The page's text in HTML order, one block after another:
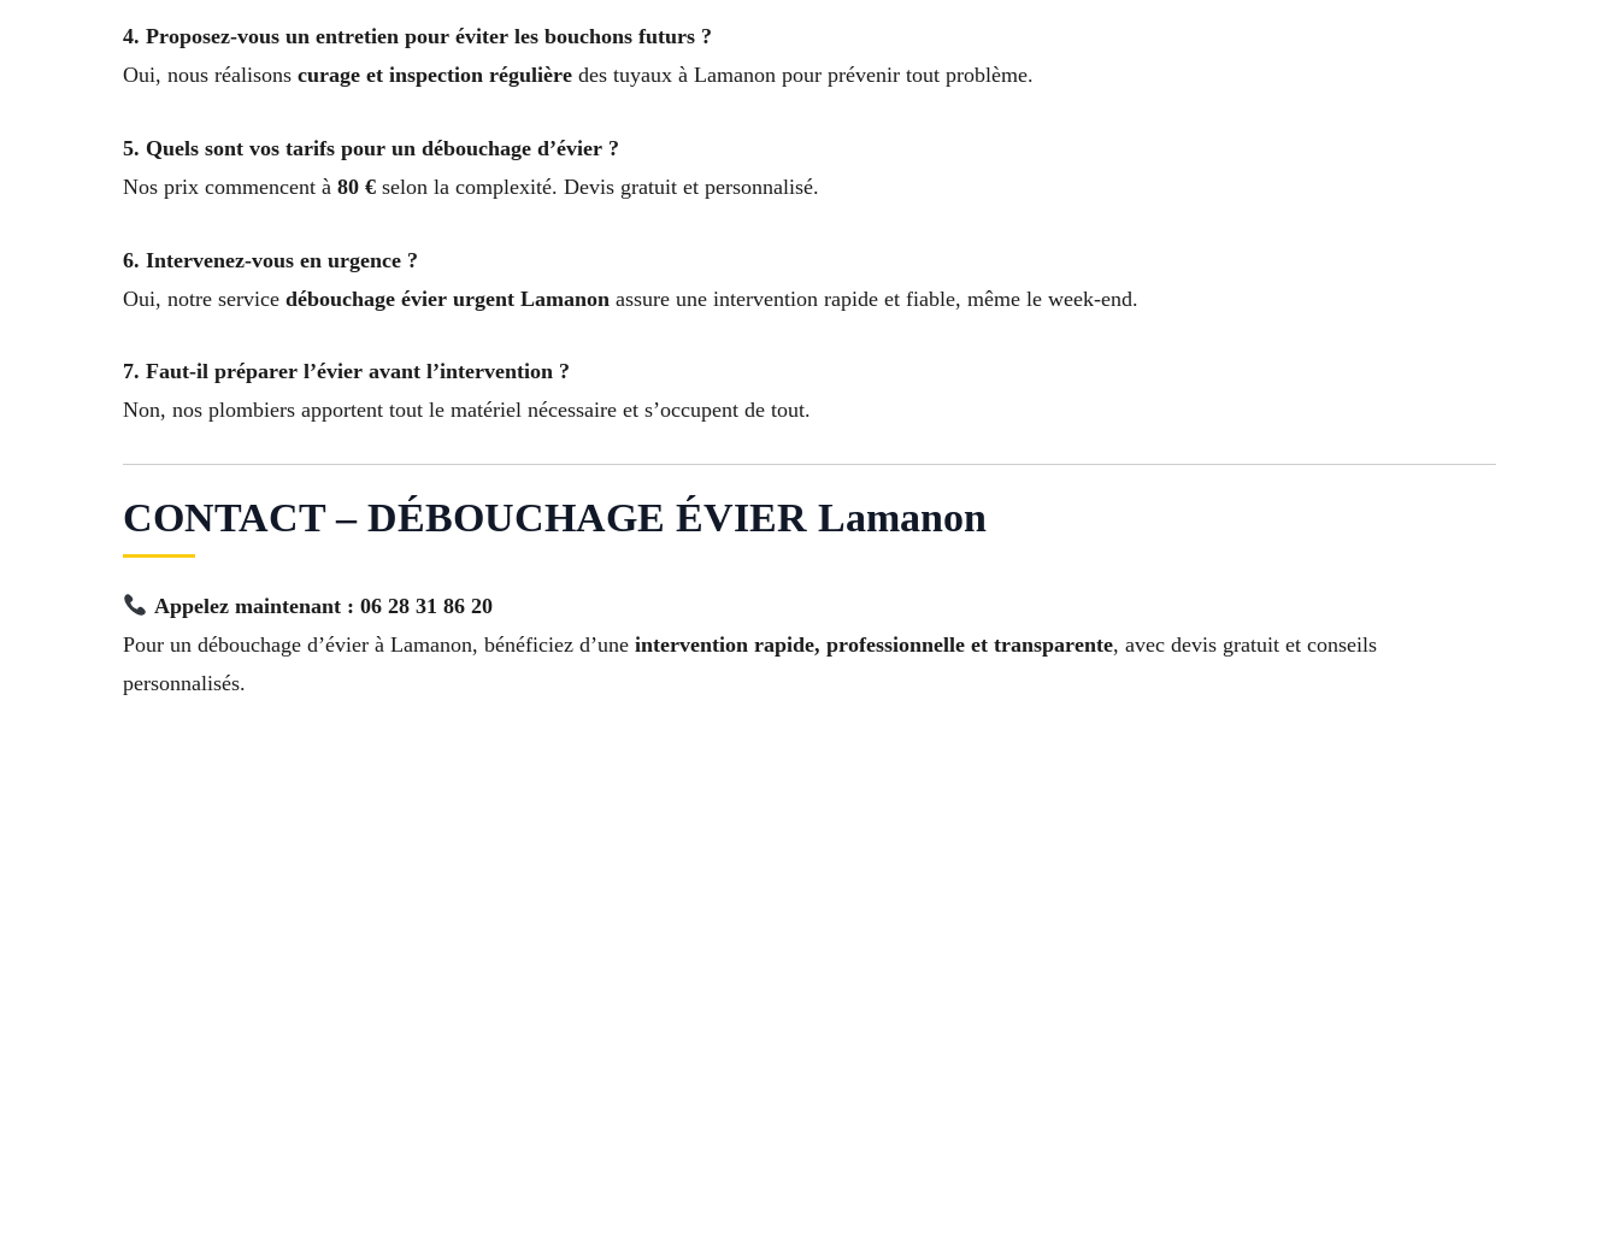
4. Proposez-vous un entretien pour éviter les bouchons futurs ?
Oui, nous réalisons curage et inspection régulière des tuyaux à Lamanon pour prévenir tout problème.
5. Quels sont vos tarifs pour un débouchage d’évier ?
Nos prix commencent à 80 € selon la complexité. Devis gratuit et personnalisé.
6. Intervenez-vous en urgence ?
Oui, notre service débouchage évier urgent Lamanon assure une intervention rapide et fiable, même le week-end.
7. Faut-il préparer l’évier avant l’intervention ?
Non, nos plombiers apportent tout le matériel nécessaire et s’occupent de tout.
CONTACT – DÉBOUCHAGE ÉVIER Lamanon
Appelez maintenant : 06 28 31 86 20
Pour un débouchage d’évier à Lamanon, bénéficiez d’une intervention rapide, professionnelle et transparente, avec devis gratuit et conseils
personnalisés.